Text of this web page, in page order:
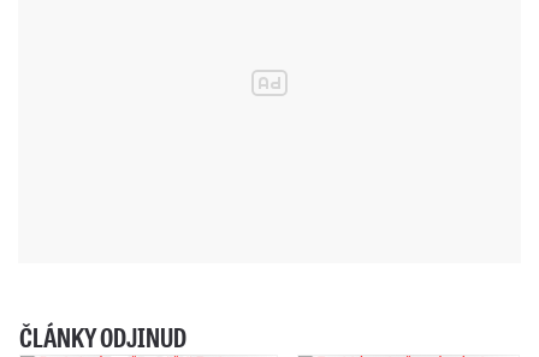
ČLÁNKY ODJINUD